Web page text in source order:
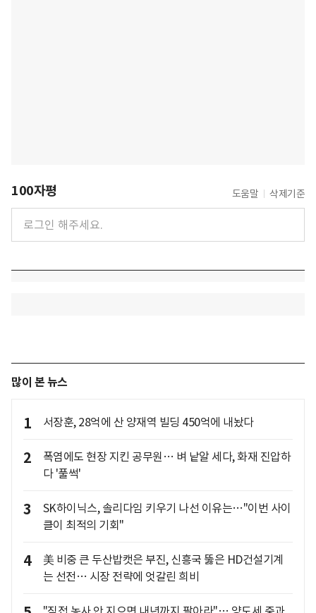
100자평 도움말 삭제기준
많이 본 뉴스
1 서장훈, 28억에 산 양재역 빌딩 450억에 내놨다
2
폭염에도 현장 지킨 공무원… 벼 낱알 세다, 화재 진압하
다 '풀썩'
3
SK하이닉스, 솔리다임 키우기 나선 이유는…"이번 사이
클이 최적의 기회"
4
美 비중 큰 두산밥캣은 부진, 신흥국 뚫은 HD건설기계
는 선전… 시장 전략에 엇갈린 희비